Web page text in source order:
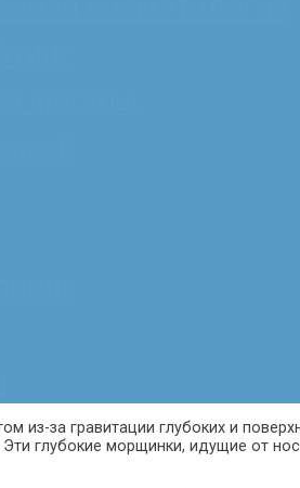
из-за гравитации глубоких и
Эти глубокие морщинки, идущие от